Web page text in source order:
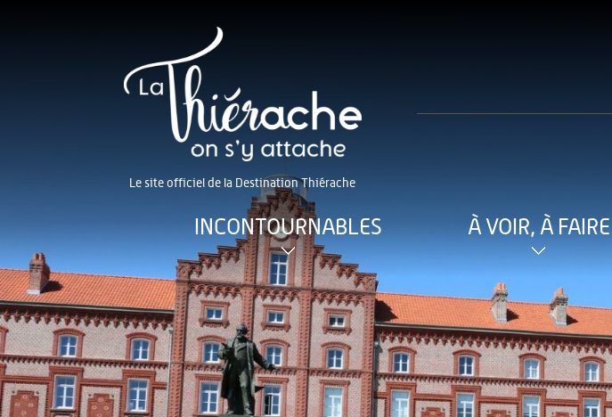
Le site officiel de la Destination Thiérache
INCONTOURNABLES À VOIR, À FAIRE